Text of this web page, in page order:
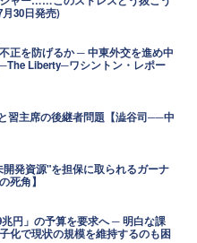
月30日発売)
正を防げるか ─ 中東外交を進め中
Liberty─ワシントン・レポー
習主席の後継者問題【澁谷司──中
発資源"を担保に取られるガーナ
死角】
円」の予算を要求へ ─ 明白な課
化で現状の規模を維持するのも困